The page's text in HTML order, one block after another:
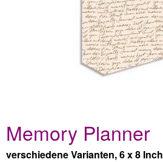
Memory Planner
verschiedene Varianten, 6 x 8 Inch